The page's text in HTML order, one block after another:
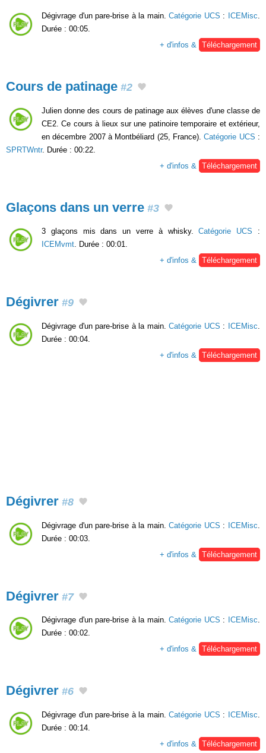
Dégivrage d'un pare-brise à la main.Catégorie UCS : ICEMisc.
Durée : 00:05.
+ d'infos & Téléchargement
Cours de patinage #2
Julien donne des cours de patinage aux élèves d'une classe de
CE2. Ce cours à lieux sur une patinoire temporaire et extérieur,
en décembre 2007 à Montbéliard (25, France).Catégorie UCS :
SPRTWntr. Durée : 00:22.
+ d'infos &
Téléchargement
Glaçons dans un verre #3
3 glaçons mis dans un verre à whisky.Catégorie UCS :
ICEMvmt. Durée : 00:01.
+ d'infos & Téléchargement
Dégivrer #9
Dégivrage d'un pare-brise à la main.Catégorie UCS : ICEMisc.
Durée : 00:04.
+ d'infos & Téléchargement
Dégivrer #8
Dégivrage d'un pare-brise à la main.Catégorie UCS : ICEMisc
Durée : 00:03.
+ d'infos &
Téléchargement
Dégivrer #7
Dégivrage d'un pare-brise à la main.Catégorie UCS : ICEMisc.
Durée : 00:02.
+ d'infos & Téléchargement
Dégivrer #6
Dégivrage d'un pare-brise à la main.Catégorie UCS : ICEMisc.
Durée : 00:14.
+ d'infos & Téléchargement